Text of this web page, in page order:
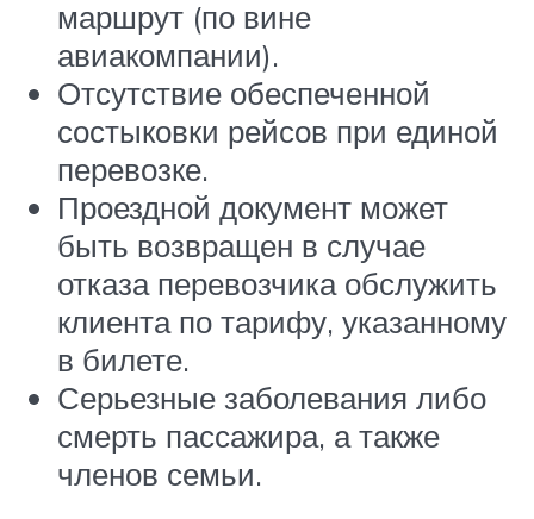
маршрут (по вине
авиакомпании).
Отсутствие обеспеченной
состыковки рейсов при единой
перевозке.
Проездной документ может
быть возвращен в случае
отказа перевозчика обслужить
клиента по тарифу, указанному
в билете.
Серьезные заболевания либо
смерть пассажира, а также
членов семьи.